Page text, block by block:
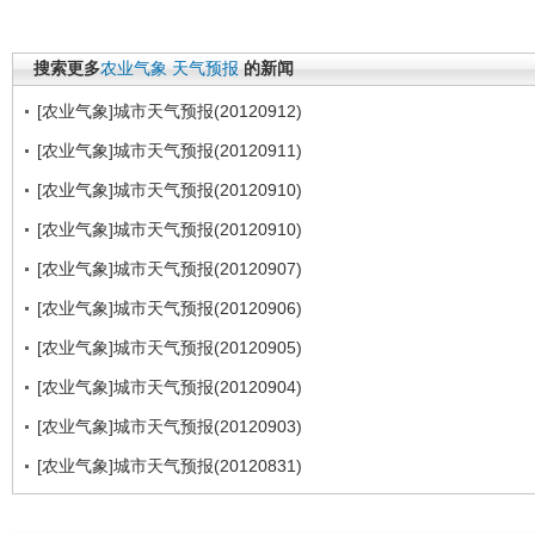
搜索更多农业气象 天气预报 的新闻
[农业气象]城市天气预报(20120912)
[农业气象]城市天气预报(20120911)
[农业气象]城市天气预报(20120910)
[农业气象]城市天气预报(20120910)
[农业气象]城市天气预报(20120907)
[农业气象]城市天气预报(20120906)
[农业气象]城市天气预报(20120905)
[农业气象]城市天气预报(20120904)
[农业气象]城市天气预报(20120903)
[农业气象]城市天气预报(20120831)